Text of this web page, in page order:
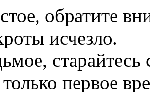
обратите
исчезло.
только первое